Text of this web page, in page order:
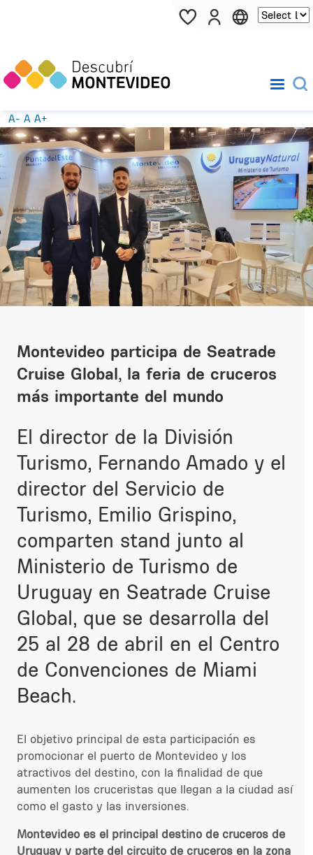
Pasar al contenido principal
A- A A+
Montevideo participa de Seatrade
Cruise Global, la feria de cruceros
más importante del mundo
El director de la División
Turismo, Fernando Amado y el
director del Servicio de
Turismo, Emilio Grispino,
comparten stand junto al
Ministerio de Turismo de
Uruguay en Seatrade Cruise
Global, que se desarrolla del
25 al 28 de abril en el Centro
de Convenciones de Miami
Beach.
El objetivo principal de esta participación es
promocionar el puerto de Montevideo y los
atractivos del destino, con la finalidad de que
aumenten los cruceristas que llegan a la ciudad así
como el gasto y las inversiones.
Montevideo es el principal destino de cruceros de
Uruguay y parte del circuito de cruceros en la zona